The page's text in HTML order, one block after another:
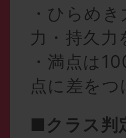
・ひらめ
力・持久力
・満点は
点に差をつ
■クラス判